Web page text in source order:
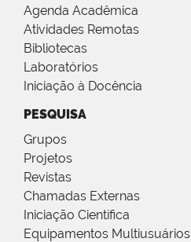
Agenda Acadêmica
Atividades Remotas
Bibliotecas
Laboratórios
Iniciação à Docência
PESQUISA
Grupos
Projetos
Revistas
Chamadas Externas
Iniciação Científica
Equipamentos Multiusuários